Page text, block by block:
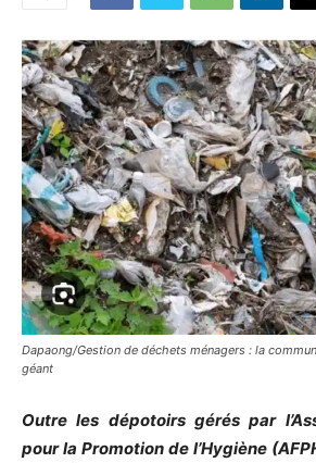
Dapaong/Gestion de déchets ménagers : la
géant
Outre les dépotoirs gérés par
pour la Promotion de l’Hygiène